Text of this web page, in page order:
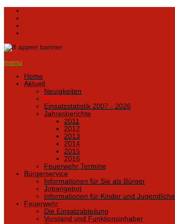
menu
Home
Aktuell
Neuigkeiten
Einsätze
Einsatzstatistik 2007 - 2026
Jahresberichte
2011
2012
2013
2014
2015
2016
Feuerwehr Termine
Bürgerservice
Informationen für Sie als Bürger
Jobangebot
Informationen für Kinder und Jugendliche
Feuerwehr
Die Einsatzabteilung
Vorstand und Funktionsinhaber